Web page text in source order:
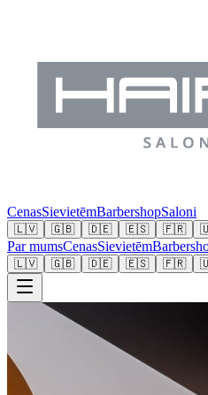
CenasSievietēmBarbershopSaloni
🇱🇻 🇬🇧 🇩🇪 🇪🇸 🇫🇷
Par mumsCenasSievietēm
🇱🇻 🇬🇧 🇩🇪 🇪🇸 🇫🇷